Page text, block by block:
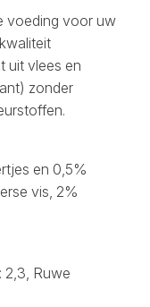
voeding voor uw
uit vlees en
zonder
en 0,5%
vis, 2%
2,3, Ruwe